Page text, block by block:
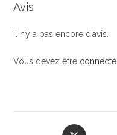
Avis
Il n’y a pas encore d’avis.
Vous devez être connecté
Opens